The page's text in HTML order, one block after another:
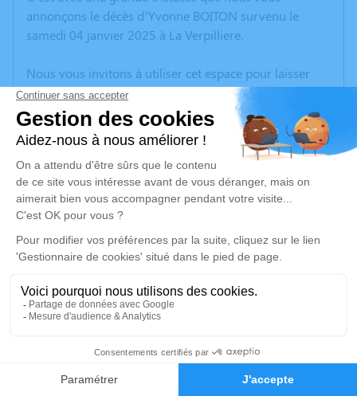
Faire-part Hommages
annonçons le décès d’Yvonne BOITON survenu le
samedi 04 janvier 2025 à La Verpilliere.
Nous vous invitons à utiliser cet espace pour laisser
vos condoléances, partager des photos souvenirs, une
anecdote ou exprimer vos pensées à travers des
poèmes ou des textes. Cet endroit est un lieu
d'expression dédié à honorer la mémoire d’Yvonne
BOITON.
Un service de plantation d’arbre hommage est
disponible ici.
Je rends hommage
Cérémonie
Église Sainte-Marie-Madeleine place de la mairie
38090 Vaulx Milieu